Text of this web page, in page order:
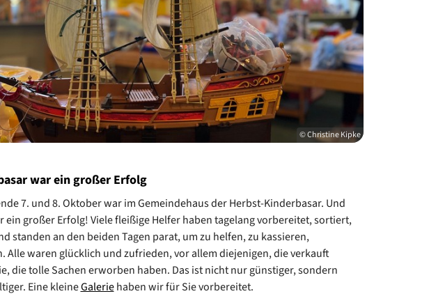
© Christine Kipke
war ein großer Erfolg
7. und 8. Oktober war im Gemeindehaus der Herbst-Kinderbasar. Und
ein großer Erfolg! Viele fleißige Helfer haben tagelang vorbereitet, sortiert,
standen an den beiden Tagen parat, um zu helfen, zu kassieren,
Alle waren glücklich und zufrieden, vor allem diejenigen, die verkauft
die tolle Sachen erworben haben. Das ist nicht nur günstiger, sondern
Eine kleineGaleriehaben wir für Sie vorbereitet.